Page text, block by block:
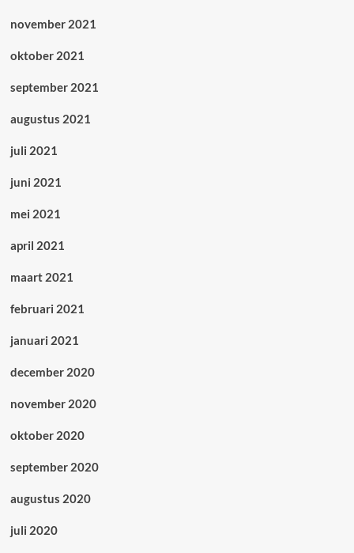
november 2021
oktober 2021
september 2021
augustus 2021
juli 2021
juni 2021
mei 2021
april 2021
maart 2021
februari 2021
januari 2021
december 2020
november 2020
oktober 2020
september 2020
augustus 2020
juli 2020